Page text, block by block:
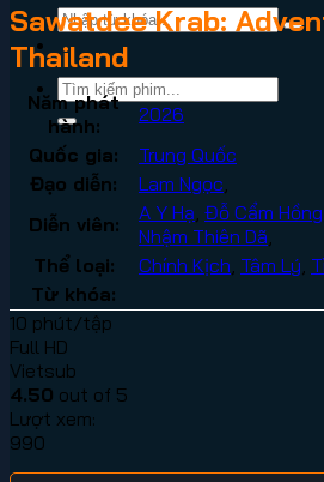
Sawatdee Krab:
Thailand
Năm phát
hành:
2026
Quốc gia:
Trung Quốc
Đạo diễn:
Lam Ngọc
Diễn viên:
A Y Hạ Đỗ Cẩm Hồng
Nhậm Thiên Dã
Thể loại:
Chính Kịch Tâm Lý
Từ khóa:
10 phút/tập
Full HD
Vietsub
4.50 out of 5
Lượt xem:
990